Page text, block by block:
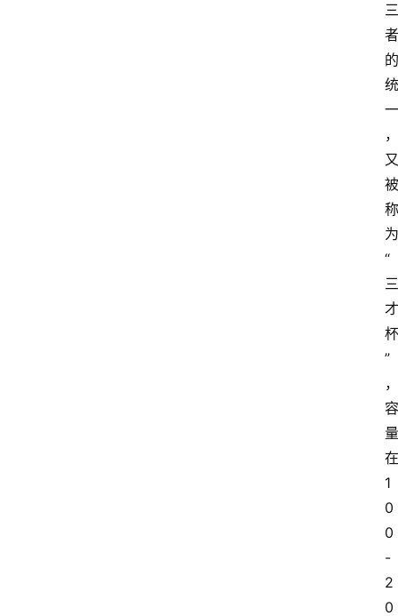
三
者
的
统
一
，
又
被
称
为
“
三
才
杯
”
，
容
量
在
1
0
0
-
2
0